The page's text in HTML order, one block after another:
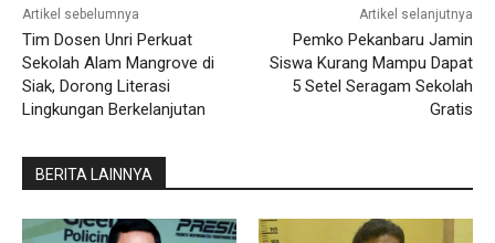
Artikel sebelumnya
Tim Dosen Unri Perkuat
Sekolah Alam Mangrove di
Siak, Dorong Literasi
Lingkungan Berkelanjutan
Artikel selanjutnya
Pemko Pekanbaru Jamin
Siswa Kurang Mampu Dapat
5 Setel Seragam Sekolah
Gratis
BERITA LAINNYA